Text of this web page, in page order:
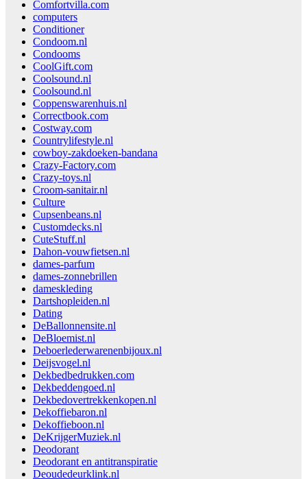
Comfortvilla.com
computers
Conditioner
Condoom.nl
Condooms
CoolGift.com
Coolsound.nl
Coolsound.nl
Coppenswarenhuis.nl
Correctbook.com
Costway.com
Countrylifestyle.nl
cowboy-zakdoeken-bandana
Crazy-Factory.com
Crazy-toys.nl
Croom-sanitair.nl
Culture
Cupsenbeans.nl
Customdecks.nl
CuteStuff.nl
Dahon-vouwfietsen.nl
dames-parfum
dames-zonnebrillen
dameskleding
Dartshopleiden.nl
Dating
DeBallonnensite.nl
DeBloemist.nl
Deboerlederwarenenbijoux.nl
Deijsvogel.nl
Dekbedbedrukken.com
Dekbeddengoed.nl
Dekbedovertrekkenkopen.nl
Dekoffiebaron.nl
Dekoffieboon.nl
DeKrijgerMuziek.nl
Deodorant
Deodorant en antitranspiratie
Deoudedeurklink.nl